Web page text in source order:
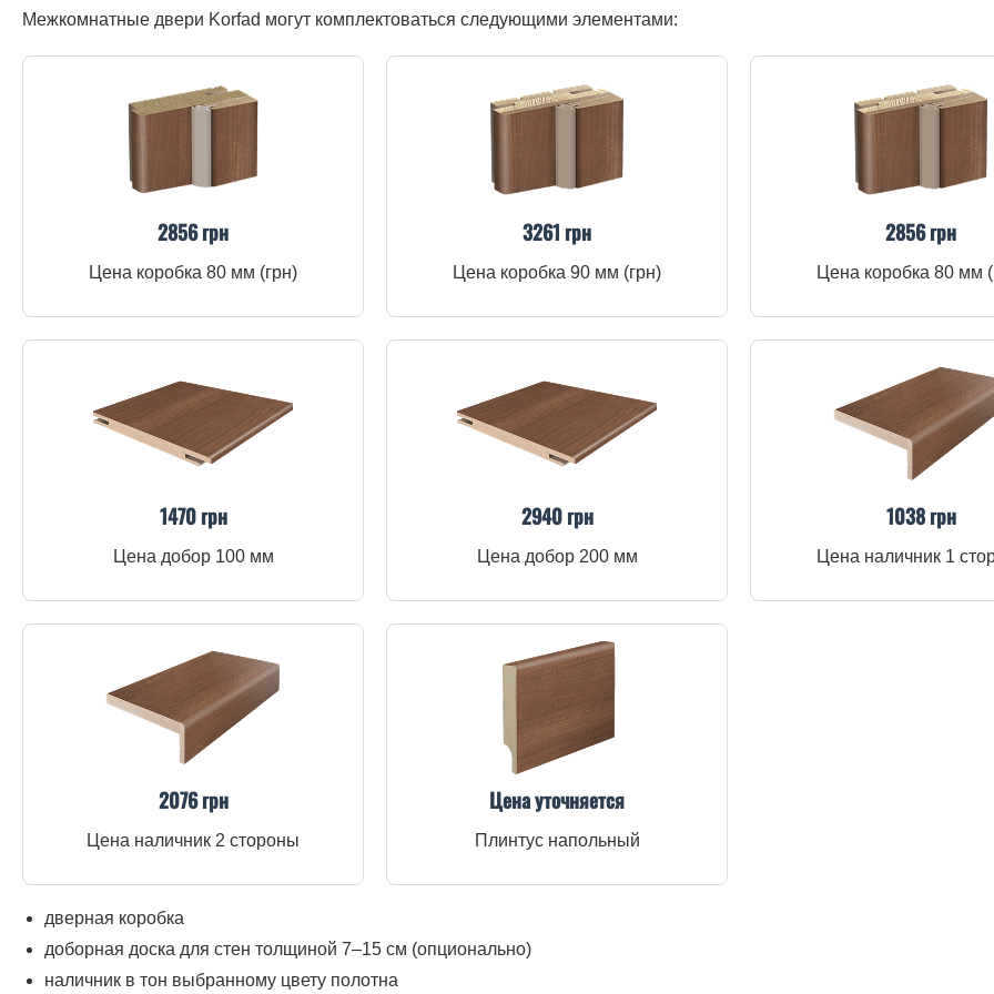
Межкомнатные двери Korfad могут комплектоваться следующими элементами:
2856 грн
Цена коробка 80 мм (грн)
3261 грн
Цена коробка 90 мм (грн)
2856 грн
Цена коробка 80 мм
1470 грн
Цена добор 100 мм
2940 грн
Цена добор 200 мм
1038 грн
Цена наличник 1
2076 грн
Цена наличник 2 стороны
Цена уточняется
Плинтус напольный
дверная коробка
доборная доска для стен толщиной 7–15 см (опционально)
наличник в тон выбранному цвету полотна